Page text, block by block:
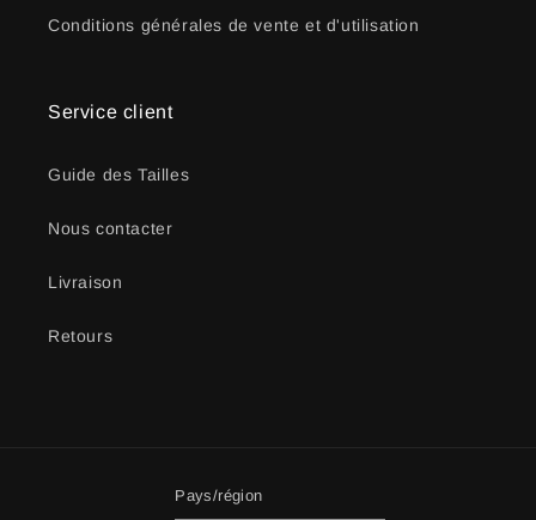
Conditions générales de vente et d'utilisation
Service client
Guide des Tailles
Nous contacter
Livraison
Retours
Pays/région